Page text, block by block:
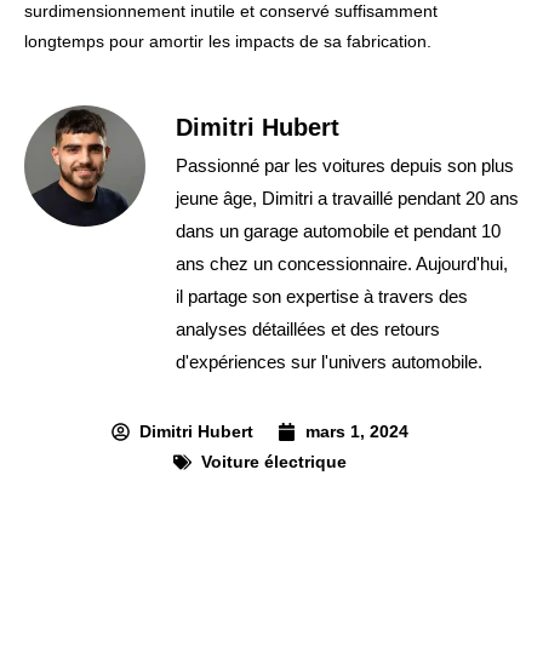
surdimensionnement inutile et conservé suffisamment
longtemps pour amortir les impacts de sa fabrication.
Dimitri Hubert
Passionné par les voitures depuis son plus
jeune âge, Dimitri a travaillé pendant 20 ans
dans un garage automobile et pendant 10
ans chez un concessionnaire. Aujourd'hui,
il partage son expertise à travers des
analyses détaillées et des retours
d'expériences sur l'univers automobile.
Dimitri Hubert
mars 1, 2024
Voiture électrique